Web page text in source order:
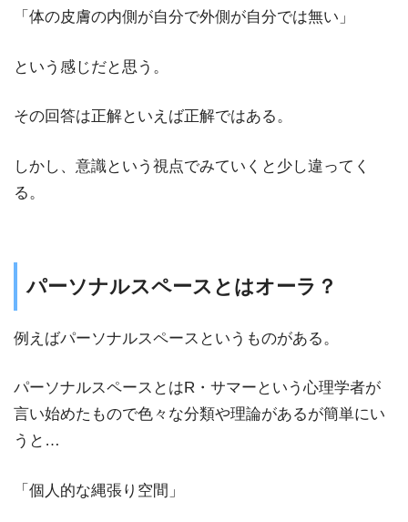
「体の皮膚の内側が自分で外側が自分では無い」
という感じだと思う。
その回答は正解といえば正解ではある。
しかし、意識という視点でみていくと少し違ってく
る。
パーソナルスペースとはオーラ？
例えばパーソナルスペースというものがある。
パーソナルスペースとはR・サマーという心理学者が
言い始めたもので色々な分類や理論があるが簡単にい
うと…
「個人的な縄張り空間」